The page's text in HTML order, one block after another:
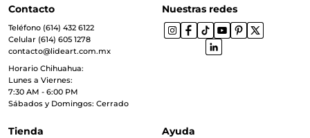
Contacto
Teléfono (614) 432 6122
Celular (614) 605 1278
contacto@lideart.com.mx
Horario Chihuahua:
Lunes a Viernes:
7:30 AM - 6:00 PM
Sábados y Domingos: Cerrado
Nuestras redes
Tienda Ayuda